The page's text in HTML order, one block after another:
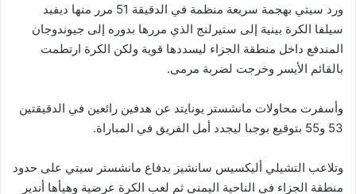
ورد سيتي بهجمة سريعة منظمة في الدقيقة 51 مرر منها ديفيد
سيلفا الكرة بينية إلى ستيرلنج الذي مررها بدوره إلى جيوندوجان
المندفع داخل منطقة الجزاء ليسددها قوية ولكن الكرة ارتطمت
بالقائم الأيسر وخرجت لضربة مرمى.
وأسفرت محاولات مانشستر يونايتد عن هدفين رائعين في الدقيقتين
53 و55 بتوقيع بوجبا ليجدد أمل الفريق في المباراة.
وتلاعب التشيلي أليكسيس سانشيز بدفاع مانشستر سيتي على حدود
منطقة الجزاء في الناحية اليمنى ثم لعب الكرة عرضية وهيأها أندير